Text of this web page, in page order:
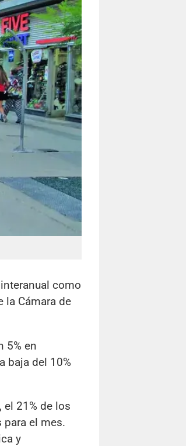
como
la Cámara de
5% en
baja del 10%
21% de los
el mes.
y